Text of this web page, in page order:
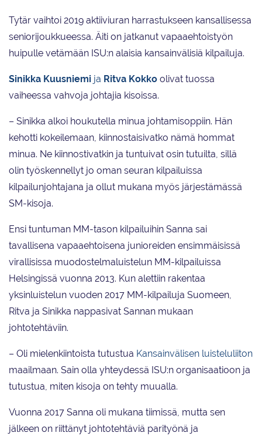
Tytär vaihtoi 2019 aktiiviuran harrastukseen kansallisessa
seniorijoukkueessa. Äiti on jatkanut vapaaehtoistyön
huipulle vetämään ISU:n alaisia kansainvälisiä kilpailuja.
Sinikka Kuusniemi ja Ritva Kokko olivat tuossa
vaiheessa vahvoja johtajia kisoissa.
– Sinikka alkoi houkutella minua johtamisoppiin. Hän
kehotti kokeilemaan, kiinnostaisivatko nämä hommat
minua. Ne kiinnostivatkin ja tuntuivat osin tutuilta, sillä
olin työskennellyt jo oman seuran kilpailuissa
kilpailunjohtajana ja ollut mukana myös järjestämässä
SM-kisoja.
Ensi tuntuman MM-tason kilpailuihin Sanna sai
tavallisena vapaaehtoisena junioreiden ensimmäisissä
virallisissa muodostelmaluistelun MM-kilpailuissa
Helsingissä vuonna 2013. Kun alettiin rakentaa
yksinluistelun vuoden 2017 MM-kilpailuja Suomeen,
Ritva ja Sinikka nappasivat Sannan mukaan
johtotehtäviin.
– Oli mielenkiintoista tutustua Kansainvälisen luisteluliiton
maailmaan. Sain olla yhteydessä ISU:n organisaatioon ja
tutustua, miten kisoja on tehty muualla.
Vuonna 2017 Sanna oli mukana tiimissä, mutta sen
jälkeen on riittänyt johtotehtäviä parityönä ja